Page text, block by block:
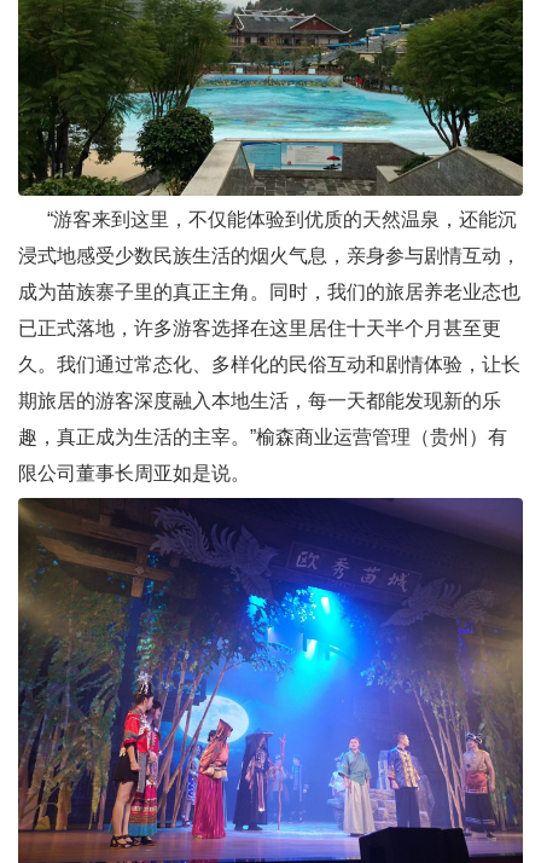
“游客来到这里，不仅能体验到优质的天然温泉，还能沉
浸式地感受少数民族生活的烟火气息，亲身参与剧情互动，
成为苗族寨子里的真正主角。同时，我们的旅居养老业态也
已正式落地，许多游客选择在这里居住十天半个月甚至更
久。我们通过常态化、多样化的民俗互动和剧情体验，让长
期旅居的游客深度融入本地生活，每一天都能发现新的乐
趣，真正成为生活的主宰。”榆森商业运营管理（贵州）有
限公司董事长周亚如是说。